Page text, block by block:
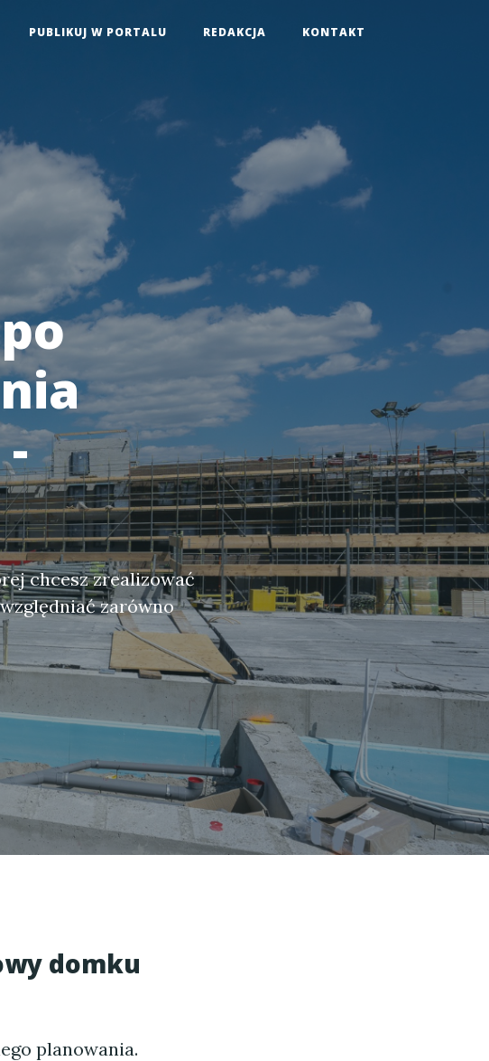
PUBLIKUJ W PORTALU REDAKCJA KONTAKT
chcesz zrealizować
zarówno
domku
planowania.